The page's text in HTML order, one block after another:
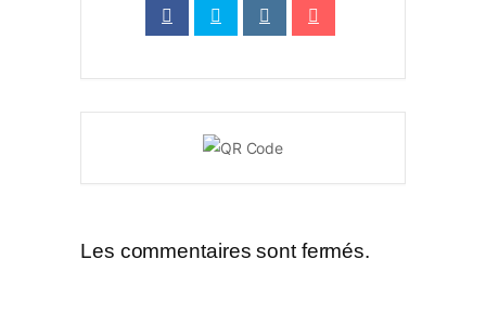
Les commentaires sont fermés.